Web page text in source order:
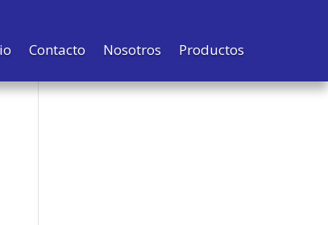
Contacto Nosotros Productos